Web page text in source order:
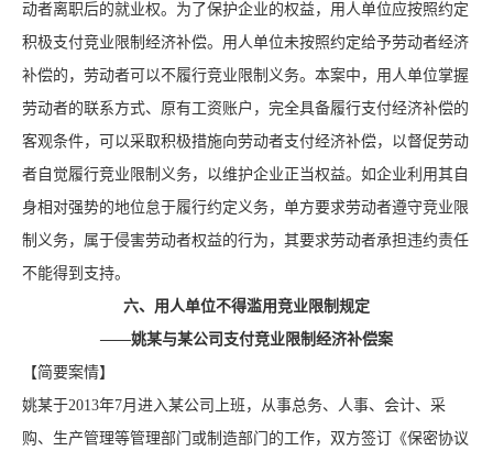
动者离职后的就业权。为了保护企业的权益，用人单位应按照约定
积极支付竞业限制经济补偿。用人单位未按照约定给予劳动者经济
补偿的，劳动者可以不履行竞业限制义务。本案中，用人单位掌握
劳动者的联系方式、原有工资账户，完全具备履行支付经济补偿的
客观条件，可以采取积极措施向劳动者支付经济补偿，以督促劳动
者自觉履行竞业限制义务，以维护企业正当权益。如企业利用其自
身相对强势的地位怠于履行约定义务，单方要求劳动者遵守竞业限
制义务，属于侵害劳动者权益的行为，其要求劳动者承担违约责任
不能得到支持。
六、用人单位不得滥用竞业限制规定
——姚某与某公司支付竞业限制经济补偿案
【简要案情】
姚某于2013年7月进入某公司上班，从事总务、人事、会计、采
购、生产管理等管理部门或制造部门的工作，双方签订《保密协议